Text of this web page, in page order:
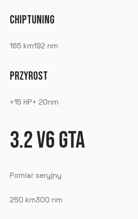
CHIPTUNING
165 km192 nm
PRZYROST
+15 HP+ 20nm
3.2 V6 GTA
Pomiar seryjny
250 km300 nm